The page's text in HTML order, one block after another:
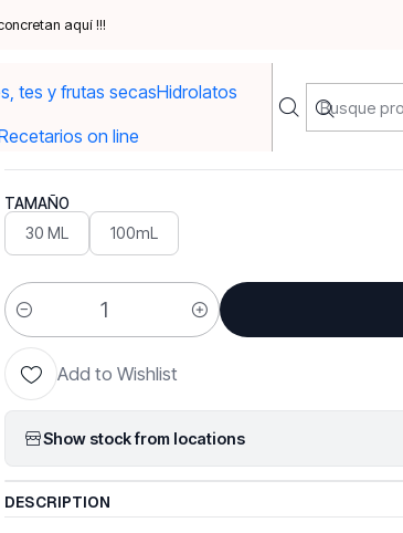
tes y frutas secasHidrolatos
on line
aquí !!!
Extracto de Piña
|
Extracto de Piña
TAMAÑO
30 ML 100mL
Quantity
Add to Wishlist
Show stock from locations
DESCRIPTION